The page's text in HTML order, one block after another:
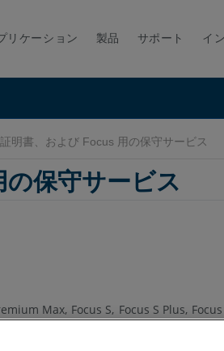
リケーション 製品 サポート イ
明書、および Focus 用の保守サービス
保守サービス
Max Focus S Focus S Plus